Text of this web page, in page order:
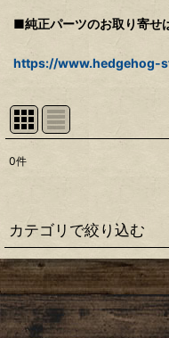
■純正パーツのお取り寄せ
https://www.hedgehog-
並び順
0件
カテゴリで絞り込む
【シマノ】22ステラ［
【シマノ】18-19ステラ［